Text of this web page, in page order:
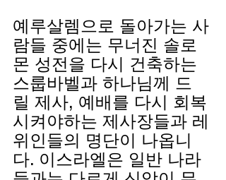
예루살렘으로 돌아가는 사
람들 중에는 무너진 솔로
몬 성전을 다시 건축하는
스룹바벨과 하나님께 드
릴 제사, 예배를 다시 회복
시켜야하는 제사장들과 레
위인들의 명단이 나옵니
다. 이스라엘은 일반 나라